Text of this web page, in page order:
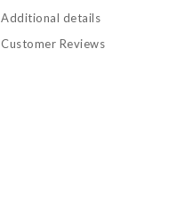
Additional details
Customer Reviews